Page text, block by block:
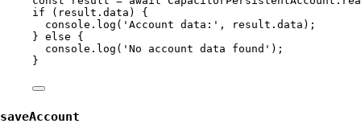
if (result.data) {
console. log ( 'Account data:' , result.data);
} else {
console. log ( 'No account data found' );
}
saveAccount